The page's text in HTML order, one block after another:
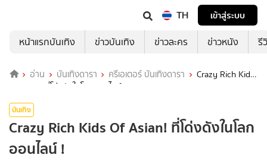
TH
เข้าสู่ระบบ
หน้าแรกบันเทิง
ข่าวบันเทิง ข่าวละคร ข่าวหนัง รี
อ่าน บันเทิงดารา ครีเอเตอร์ บันเทิงดารา
Crazy Rich Kids
Of Asian! ที่โด่งดังในโลกออนไลน์ !
บันเทิง
Crazy Rich Kids Of Asian! ที่โด่งดังในโลก
ออนไลน์ !